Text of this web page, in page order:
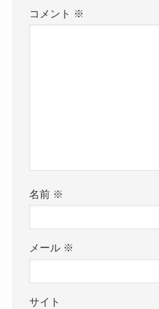
コメント ※
名前 ※
メール ※
サイト